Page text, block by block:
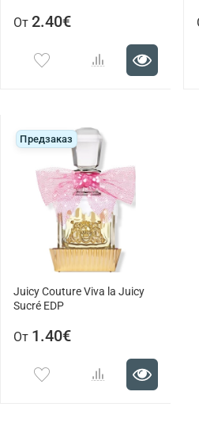
От 2.40€
Предзаказ
Juicy Couture Viva la Juicy
Sucré EDP
От 1.40€